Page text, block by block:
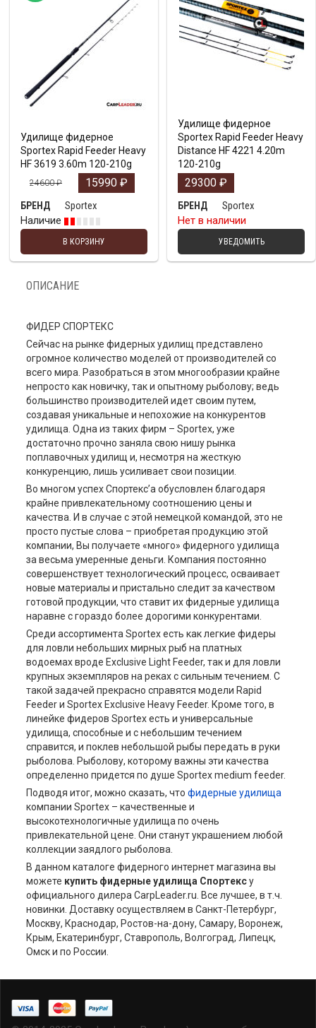
Удилище фидерное
Sportex Rapid Feeder Heavy
HF 3619 3.60m 120-210g
24600₽ 15990 ₽
БРЕНД
Sportex
Наличие
В КОРЗИНУ
Удилище фидерное
Sportex Rapid Feeder Heavy
Distance HF 4221 4.20m
120-210g
29300 ₽
БРЕНД
Sportex
Нет в наличии
УВЕДОМИТЬ
ОПИСАНИЕ
ФИДЕР СПОРТЕКС
Сейчас на рынке фидерных удилищ представлено
огромное количество моделей от производителей со
всего мира. Разобраться в этом многообразии крайне
непросто как новичку, так и опытному рыболову; ведь
большинство производителей идет своим путем,
создавая уникальные и непохожие на конкурентов
удилища. Одна из таких фирм – Sportex, уже
достаточно прочно заняла свою нишу рынка
поплавочных удилищ и, несмотря на жесткую
конкуренцию, лишь усиливает свои позиции.
Во многом успех Спортекс’а обусловлен благодаря
крайне привлекательному соотношению цены и
качества. И в случае с этой немецкой командой, это не
просто пустые слова – приобретая продукцию этой
компании, Вы получаете «много» фидерного удилища
за весьма умеренные деньги. Компания постоянно
совершенствует технологический процесс, осваивает
новые материалы и пристально следит за качеством
готовой продукции, что ставит их фидерные удилища
наравне с гораздо более дорогими конкурентами.
Среди ассортимента Sportex есть как легкие фидеры
для ловли небольших мирных рыб на платных
водоемах вроде Exclusive Light Feeder, так и для ловли
крупных экземпляров на реках с сильным течением. С
такой задачей прекрасно справятся модели Rapid
Feeder и Sportex Exclusive Heavy Feeder. Кроме того, в
линейке фидеров Sportex есть и универсальные
удилища, способные и с небольшим течением
справится, и поклев небольшой рыбы передать в руки
рыболова. Рыболову, которому важны эти качества
определенно придется по душе Sportex medium feeder.
Подводя итог, можно сказать, что фидерные удилища
компании Sportex – качественные и
высокотехнологичные удилища по очень
привлекательной цене. Они станут украшением любой
коллекции заядлого рыболова.
В данном каталоге фидерного интернет магазина вы
можете купить фидерные удилища Спортексу
официального дилера CarpLeader.ru. Все лучшее, в т.ч.
новинки. Доставку осуществляем в Санкт-Петербург,
Москву, Краснодар, Ростов-на-дону, Самару, Воронеж,
Крым, Екатеринбург, Ставрополь, Волгоград, Липецк,
Омск и по России.